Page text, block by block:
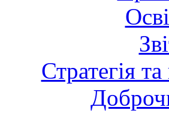
Стратегія